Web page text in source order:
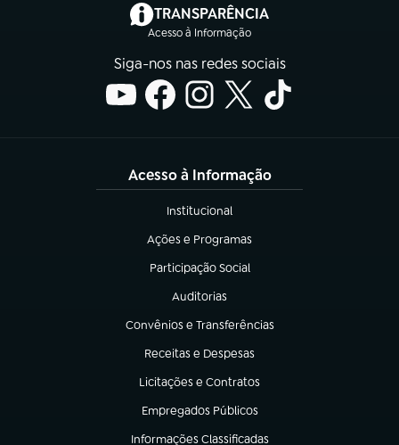
TRANSPARÊNCIA
Acesso à Informação
(abre em nova aba)
Siga-nos nas redes sociais
Acesso à Informação
Institucional
(abre em nova aba)
Ações e Programas
(abre em nova aba)
Participação Social
(abre em nova aba)
Auditorias
(abre em nova aba)
Convênios e Transferências
(abre em nova aba)
Receitas e Despesas
(abre em nova aba)
Licitações e Contratos
(abre em nova aba)
Empregados Públicos
(abre em nova aba)
Informações Classificadas